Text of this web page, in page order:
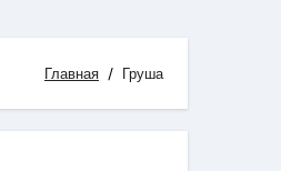
Главная Груша